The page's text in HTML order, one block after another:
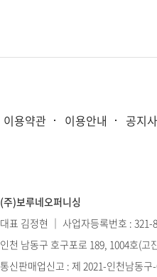
이용약관 이용안내 공지
(주)보루네오퍼니싱
대표 김정현 ｜ 사업자등록번호 : 321-
인천 남동구 호구포로 189, 1004호(고
통신판매업신고 : 제 2021-인천남동